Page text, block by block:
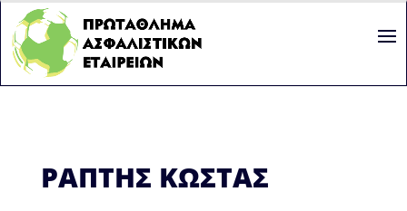
ΡΑΠΤΗΣ ΚΩΣΤΑΣ